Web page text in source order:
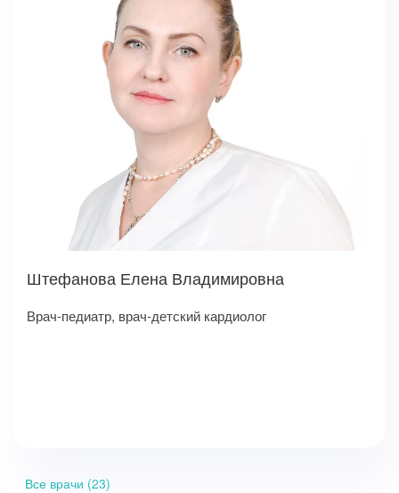
Штефанова Елена Владимировна
Врач-педиатр, врач-детский кардиолог
Все врачи (23)